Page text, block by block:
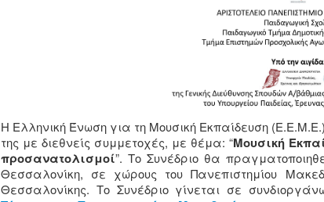
Η Ελληνική Ένωση για τη Μουσική Εκπαίδευση
της με διεθνείς συμμετοχές, με θέμα: “Μουσική
προσανατολισμοί”. Το Συνέδριο θα
Θεσσαλονίκη, σε χώρους του Πανεπιστημίου
Θεσσαλονίκης. Το Συνέδριο γίνεται σε